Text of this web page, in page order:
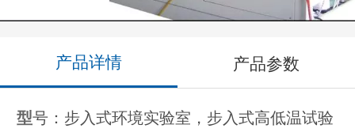
产品详情 产品参数
型号：步入式环境实验室，步入式高低温试验